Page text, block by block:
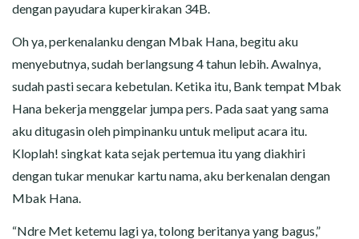
dengan payudara kuperkirakan 34B.
Oh ya, perkenalanku dengan Mbak Hana, begitu aku
menyebutnya, sudah berlangsung 4 tahun lebih. Awalnya,
sudah pasti secara kebetulan. Ketika itu, Bank tempat Mbak
Hana bekerja menggelar jumpa pers. Pada saat yang sama
aku ditugasin oleh pimpinanku untuk meliput acara itu.
Kloplah! singkat kata sejak pertemua itu yang diakhiri
dengan tukar menukar kartu nama, aku berkenalan dengan
Mbak Hana.
“Ndre Met ketemu lagi ya, tolong beritanya yang bagus,”